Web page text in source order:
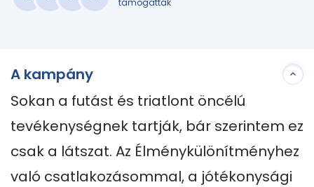
támogatták
A kampány
Sokan a futást és triatlont öncélú
tevékenységnek tartják, bár szerintem ez
csak a látszat. Az Élménykülönítményhez
való csatlakozásommal, a jótékonysági